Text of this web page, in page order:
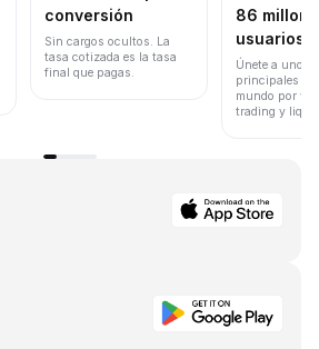
conversión
Sin cargos ocultos. La
tasa cotizada es la tasa
final que pagas.
86
usuarios
Únete a uno
principales
mundo por
trading y